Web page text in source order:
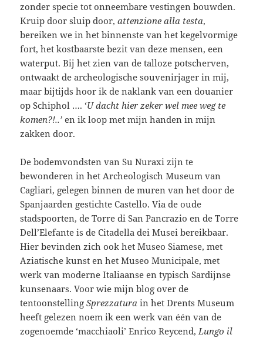
zonder specie tot onneembare vestingen bouwden.
Kruip door sluip door,attenzione alla testa,
bereiken we in het binnenste van het kegelvormige
fort, het kostbaarste bezit van deze mensen, een
waterput. Bij het zien van de talloze potscherven,
ontwaakt de archeologische souvenirjager in mij,
maar bijtijds hoor ik de naklank van een douanier
op Schiphol …. ‘U dacht hier zeker wel mee weg te
komen?!..’en ik loop met mijn handen in mijn
zakken door.
De bodemvondsten van Su Nuraxi zijn te
bewonderen in het Archeologisch Museum van
Cagliari, gelegen binnen de muren van het door de
Spanjaarden gestichte Castello. Via de oude
stadspoorten, de Torre di San Pancrazio en de Torre
Dell’Elefante is de Citadella dei Musei bereikbaar.
Hier bevinden zich ook het Museo Siamese, met
Aziatische kunst en het Museo Municipale, met
werk van moderne Italiaanse en typisch Sardijnse
kunsenaars. Voor wie mijn blog over de
tentoonstellingSprezzaturain het Drents Museum
heeft gelezen noem ik een werk van één van de
zogenoemde ‘macchiaoli’ Enrico Reycend,Lungo il